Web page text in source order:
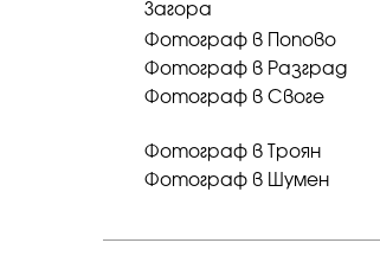
Загора
Фотограф в Попово
Фотограф в Разград
Фотограф в Своге
Фотограф в Троян
Фотограф в Шумен